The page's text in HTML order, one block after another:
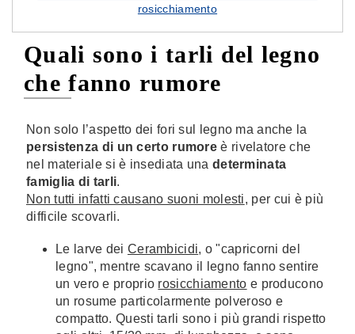
rosicchiamento
Quali sono i tarli del legno
che fanno rumore
Non solo l’aspetto dei fori sul legno ma anche la
persistenza di un certo rumore è rivelatore che
nel materiale si è insediata una determinata
famiglia di tarli.
Non tutti infatti causano suoni molesti, per cui è più
difficile scovarli.
Le larve dei Cerambicidi, o "capricorni del
legno", mentre scavano il legno fanno sentire
un vero e proprio rosicchiamento e producono
un rosume particolarmente polveroso e
compatto. Questi tarli sono i più grandi rispetto